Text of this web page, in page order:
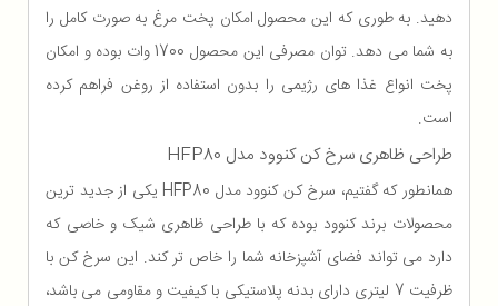
دهید. به طوری که این محصول امکان پخت مرغ به صورت کامل را
به شما می دهد. توان مصرفی این محصول 1700 وات بوده و امکان
پخت انواع غذا های رژیمی را بدون استفاده از روغن فراهم کرده
است.
طراحی ظاهری سرخ کن کنوود مدل HFP80
همانطور که گفتیم، سرخ کن کنوود مدل HFP80 یکی از جدید ترین
محصولات برند کنوود بوده که با طراحی ظاهری شیک و خاصی که
دارد می تواند فضای آشپزخانه شما را خاص تر کند. این سرخ کن با
ظرفیت 7 لیتری دارای بدنه پلاستیکی با کیفیت و مقاومی می باشد،